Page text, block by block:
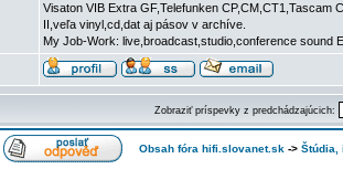
Visaton VIB Extra GF,Telefunken CP,CM,CT1,Tascam
II,veľa vinyl,cd,dat aj pásov v archíve.
My Job-Work: live,broadcast,studio,conference sound
Zobraziť príspevky z predchádzajúcich:
Obsah fóra hifi.slovanet.sk -> Štúdia,